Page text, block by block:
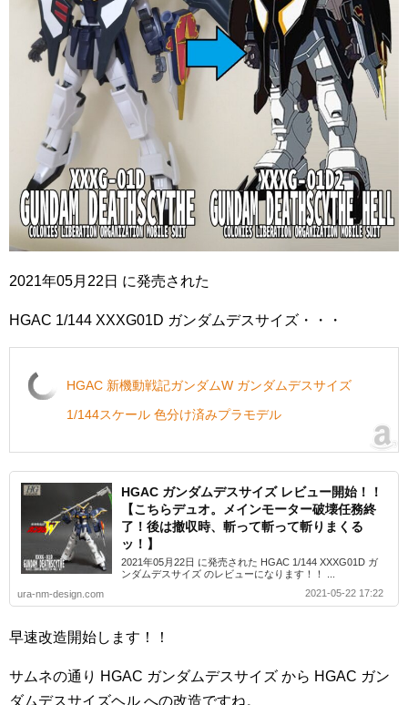
2021年05月22日 に発売された
HGAC 1/144 XXXG01D ガンダムデスサイズ・・・
HGAC 新機動戦記ガンダムW ガンダムデスサイズ
1/144スケール 色分け済みプラモデル
HGAC ガンダムデスサイズ レビュー開始！！
【こちらデュオ。メインモーター破壊任務終
了！後は撤収時、斬って斬って斬りまくる
ッ！】
2021年05月22日 に発売された HGAC 1/144 XXXG01D ガ
ンダムデスサイズ のレビューになります！！ ...
ura-nm-design.com
2021-05-22 17:22
早速改造開始します！！
サムネの通り HGAC ガンダムデスサイズ から HGAC ガン
ダムデスサイズヘル への改造ですね。